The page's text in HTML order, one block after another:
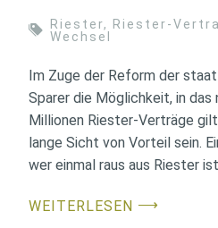
Riester, Riester-
Wechsel
Im Zuge der Reform der
Sparer die Möglichkeit, in das
Millionen Riester-Verträge
lange Sicht von Vorteil sein.
wer einmal raus aus Riester
WEITERLESEN ⟶